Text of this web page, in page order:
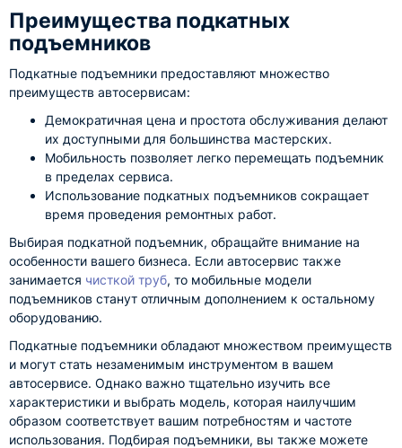
Преимущества подкатных
подъемников
Подкатные подъемники предоставляют множество
преимуществ автосервисам:
Демократичная цена и простота обслуживания делают
их доступными для большинства мастерских.
Мобильность позволяет легко перемещать подъемник
в пределах сервиса.
Использование подкатных подъемников сокращает
время проведения ремонтных работ.
Выбирая подкатной подъемник, обращайте внимание на
особенности вашего бизнеса. Если автосервис также
занимается чисткой труб, то мобильные модели
подъемников станут отличным дополнением к остальному
оборудованию.
Подкатные подъемники обладают множеством преимуществ
и могут стать незаменимым инструментом в вашем
автосервисе. Однако важно тщательно изучить все
характеристики и выбрать модель, которая наилучшим
образом соответствует вашим потребностям и частоте
использования. Подбирая подъемники, вы также можете